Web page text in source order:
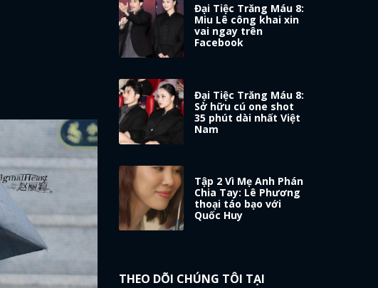
Đại Tiệc Trăng Máu 8:
Miu Lê công khai xin
vai ngay trên
Facebook
Đại Tiệc Trăng Máu 8:
Sở hữu cú one shot
35 phút dài nhất Việt
Nam
Tập 2 Vì Mẹ Anh Phán
Chia Tay: Lê Phương
thoại táo bạo với
Quốc Huy
THEO DÕI CHÚNG TÔI TẠI